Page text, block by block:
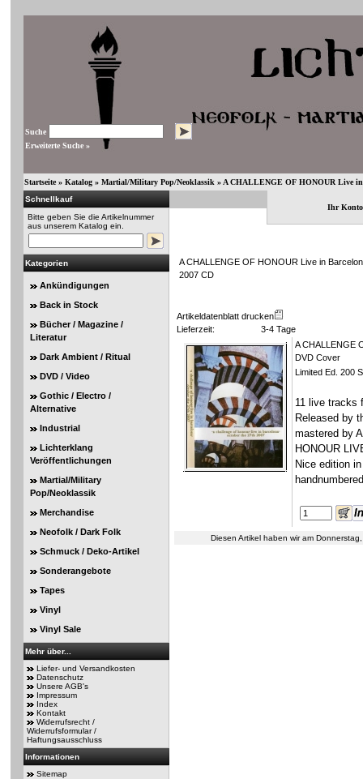
Suche
Erweiterte Suche »
Startseite» Katalog» Martial/Military Pop/Neoklassik » A CHALLENGE OF HONOUR Live in
Schnellkauf
Bitte geben Sie die Artikelnummer
aus unserem Katalog ein.
Kategorien
Ankündigungen
Back in Stock
Bücher / Magazine /
Literatur
Dark Ambient / Ritual
DVD / Video
Gothic / Electro /
Alternative
Industrial
Lichterklang
Veröffentlichungen
Martial/Military
Pop/Neoklassik
Merchandise
Neofolk / Dark Folk
Schmuck / Deko-Artikel
Sonderangebote
Tapes
Vinyl
Vinyl Sale
Mehr über...
Liefer- und Versandkosten
Datenschutz
Unsere AGB's
Impressum
Index
Kontakt
Widerrufsrecht /
Widerrufsformular /
Haftungsausschluss
Informationen
Sitemap
Ihr Konto
A CHALLENGE OF HONOUR Live in
2007 CD
Artikeldatenblatt drucken
Lieferzeit:
3-4 Tage
A CHALLENGE
DVD Cover
Limited Ed. 200
11 live tracks
Released by
mastered by
HONOUR
Nice edition
Diesen Artikel haben wir am